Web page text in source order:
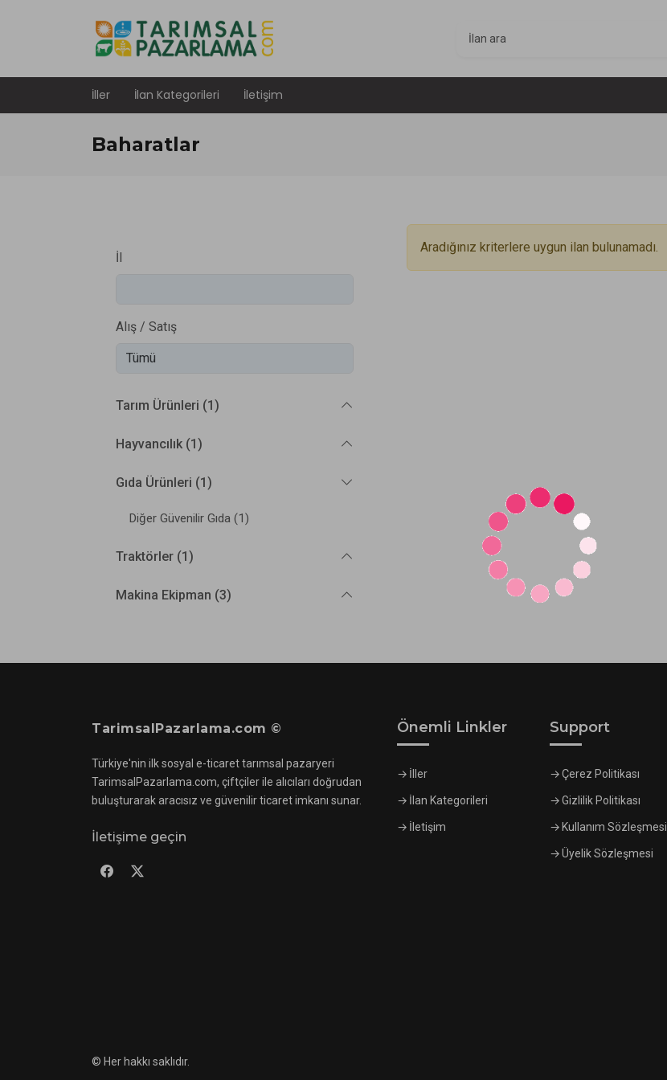
İller İlan Kategorileri İletişim
Baharatlar
İl
Alış / Satış
Tarım Ürünleri (1)
Hayvancılık (1)
Gıda Ürünleri (1)
Diğer Güvenilir Gıda (1)
Traktörler (1)
Makina Ekipman (3)
Aradığınız kriterlere uygun ilan bulunamadı.
TarimsalPazarlama.com ©
Türkiye'nin ilk sosyal e-ticaret tarımsal pazaryeri
TarimsalPazarlama.com, çiftçiler ile alıcıları doğrudan
buluşturarak aracısız ve güvenilir ticaret imkanı sunar.
İletişime geçin
Önemli Linkler
İller
İlan Kategorileri
İletişim
Support
Çerez Politikası
Gizlilik Politikası
Kullanım Sözleşmesi
Üyelik Sözleşmesi
© Her hakkı saklıdır.